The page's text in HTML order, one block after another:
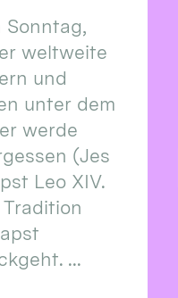
Sonntag,
weltweite
und
unter dem
werde
(Jes
Leo XIV.
...